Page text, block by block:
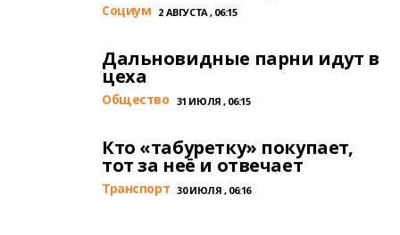
Cоциум 2 АВГУСТА , 06:15
Дальновидные парни идут в
цеха
Общество 31 ИЮЛЯ , 06:15
Кто «табуретку» покупает,
тот за неё и отвечает
Транспорт 30 ИЮЛЯ , 06:16